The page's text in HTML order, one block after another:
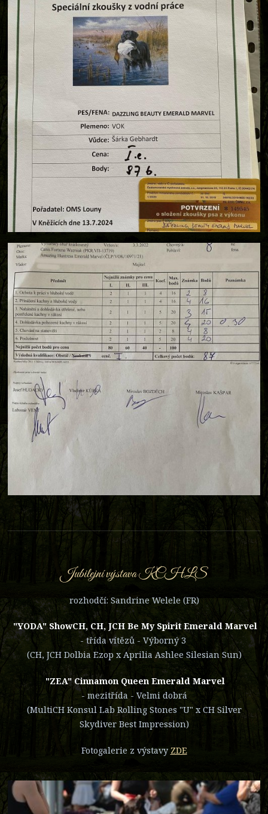
Jubilejní výstava KCHLS
rozhodčí: Sandrine Welele (FR)
"YODA" ShowCH, CH, JCH Be My Spirit Emerald Marvel
- třída vítězů - Výborný 3
(CH, JCH Dolbia Ezop x Aprilia Ashlee Silesian Sun)
"ZEA" Cinnamon Queen Emerald Marvel
- mezitřída - Velmi dobrá
(MultiCH Konsul Lab Rolling Stones "U" x CH Silver
Skydiver Best Impression)
Fotogalerie z výstavy ZDE